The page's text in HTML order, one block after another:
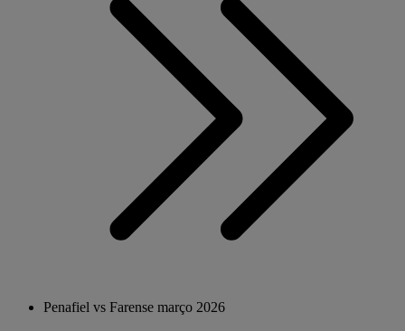
Penafiel vs Farense março 2026